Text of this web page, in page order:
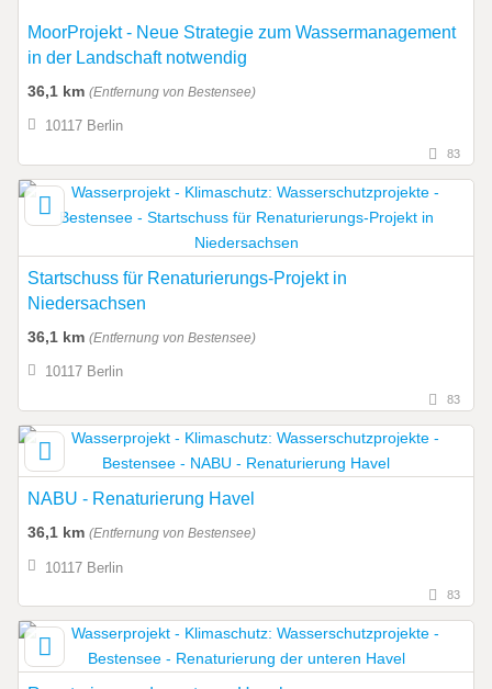
MoorProjekt - Neue Strategie zum Wassermanagement
in der Landschaft notwendig
36,1 km (Entfernung von Bestensee)
10117 Berlin
83
Startschuss für Renaturierungs-Projekt in
Niedersachsen
36,1 km (Entfernung von Bestensee)
10117 Berlin
83
NABU - Renaturierung Havel
36,1 km (Entfernung von Bestensee)
10117 Berlin
83